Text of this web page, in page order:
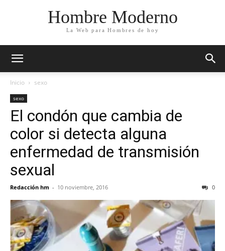
Hombre Moderno
La Web para Hombres de hoy
Inicio sexo
sexo
El condón que cambia de
color si detecta alguna
enfermedad de transmisión
sexual
Redacción hm - 10 noviembre, 2016 0